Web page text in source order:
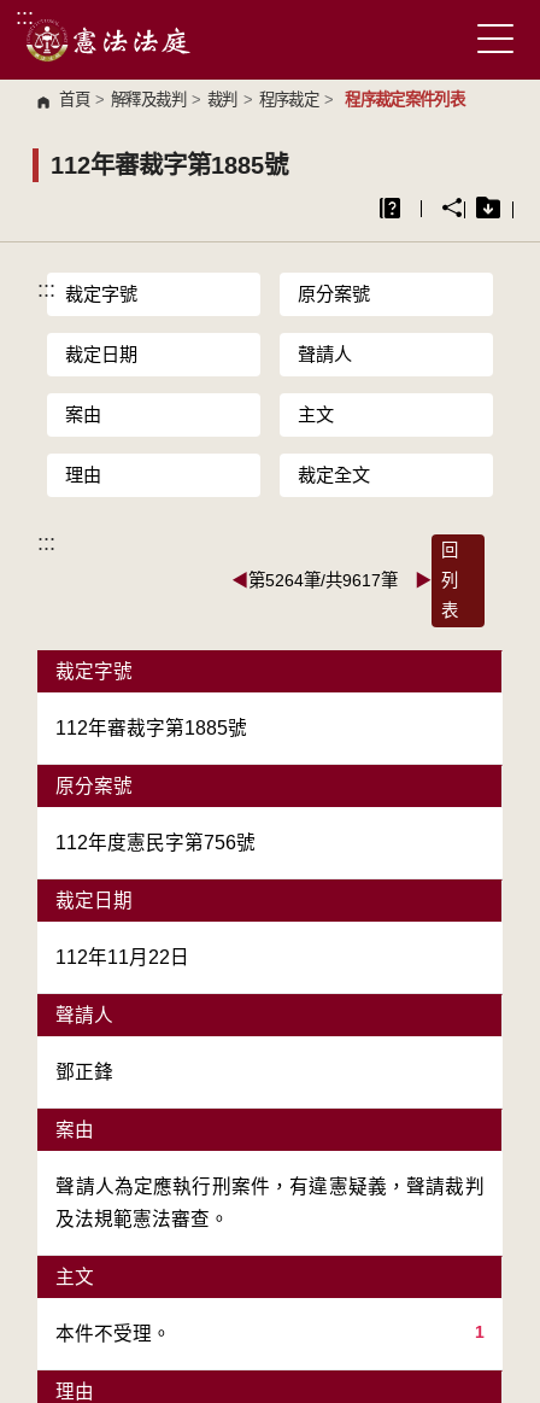
跳到主要內容區塊
:::
首頁 > 解釋及裁判 > 裁判 > 程序裁定 > 程序裁定案件列表
112年審裁字第1885號
::: 裁定字號 原分案號
裁定日期 聲請人
案由 主文
理由 裁定全文
:::
◀第5264筆/共9617筆 ▶
回
列
表
裁定字號
112年審裁字第1885號
原分案號
112年度憲民字第756號
裁定日期
112年11月22日
聲請人
鄧正鋒
案由
聲請人為定應執行刑案件，有違憲疑義，聲請裁判
及法規範憲法審查。
主文
1
本件不受理。
理由